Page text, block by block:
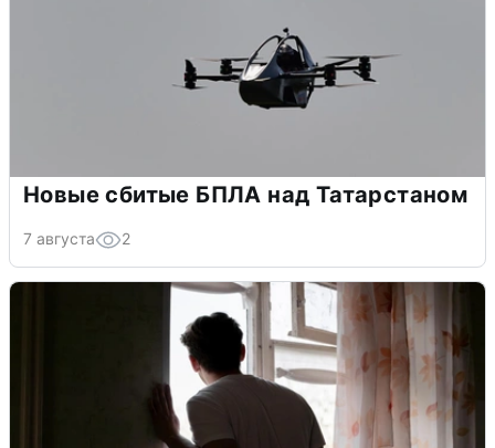
Новые сбитые БПЛА над Татарстаном
7 августа 2